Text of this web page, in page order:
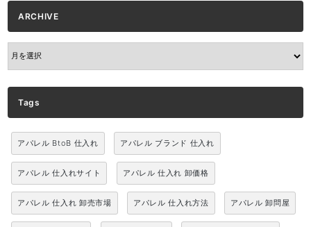
ARCHIVE
ARCHIVE
Tags
アパレル BtoB 仕入れ アパレル ブランド 仕入れ
アパレル 仕入れサイト アパレル 仕入れ 卸価格
アパレル 仕入れ 卸売市場 アパレル 仕入れ方法 アパレル 卸問屋